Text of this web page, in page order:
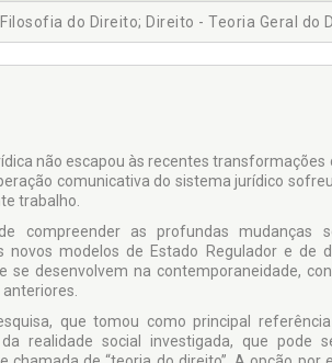
do Direito; Direito - Teoria Geral do
não escapou às recentes
comunicativa do sistema jurídico
trabalho.
compreender as profundas mudanças
novos modelos de Estado Regulador e de
se de­senvolvem na contemporaneidade,
que tomou como principal
da realidade social investigada, que pode